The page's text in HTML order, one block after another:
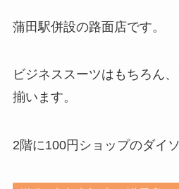
蒲田駅併設の路面店です。
ビジネススーツはもちろん
揃います。
2階に100円ショップのダイ